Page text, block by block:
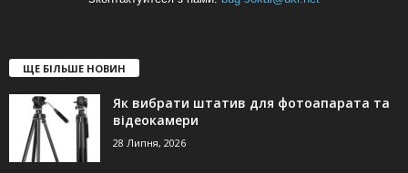
ЩЕ БІЛЬШЕ НОВИН
Як вибрати штатив для фотоапарата та
відеокамери
28 Липня, 2026